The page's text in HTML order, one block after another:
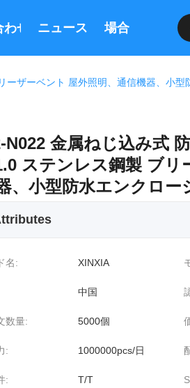
せ ニュース 場合
ザーベント 屋外照明、通信機器、小型
N022 金属ねじ込み式
ステンレス鋼製 ブリ
、小型防水エンクロー
名: XINXIA
中国
数量: 5000個
: 1000000pcs/日
: T/T